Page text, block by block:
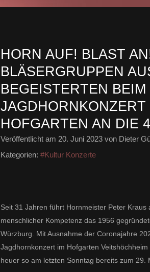
HORN AUF! BLAST
BLÄSERGRUPPEN
BEGEISTERTEN BEIM
HOFGARTEN AN DIE
Veröffentlicht am 20. Juni 2023 von Dieter
Kategorien: #Kultur Konzerte
Seit 31 Jahren führt Hornmeister Peter
menschlicher Kompetenz das 1956
Würzburg. Mit Ausnahme der Coronajahre
Jagdhornkonzert im Hofgarten
heuer so am letzten Sonntag bereits zum 29.